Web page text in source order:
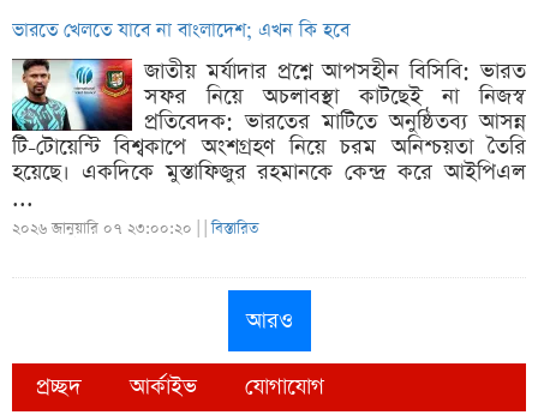
ভারতে খেলতে যাবে না বাংলাদেশ; এখন কি হবে
জাতীয় মর্যাদার প্রশ্নে আপসহীন বিসিবি: ভারত
সফর নিয়ে অচলাবস্থা কাটছেই না নিজস্ব
প্রতিবেদক: ভারতের মাটিতে অনুষ্ঠিতব্য আসন্ন
টি-টোয়েন্টি বিশ্বকাপে অংশগ্রহণ নিয়ে চরম অনিশ্চয়তা তৈরি
হয়েছে। একদিকে মুস্তাফিজুর রহমানকে কেন্দ্র করে আইপিএল
...
২০২৬ জানুয়ারি ০৭ ২৩:০০:২০ | |বিস্তারিত
আরও
প্রচ্ছদ আর্কাইভ যোগাযোগ